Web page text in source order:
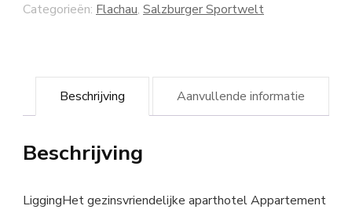
Categorieën: Flachau, Salzburger Sportwelt
Beschrijving Aanvullende informatie
Beschrijving
LiggingHet gezinsvriendelijke aparthotel Appartement